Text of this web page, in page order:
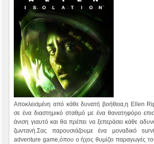
Αποκλεισμένη από κάθε δυνατή βοήθεια,η Ellen
σε ένα διαστημικό σταθμό με ένα θανατηφόρο
άνιση γιαυτό και θα πρέπει να ξεπεράσει κάθε
ζωντανή.Σας παρουσιάζουμε ένα μοναδικό
adventure game,όπου ο ήχος θυμίζει παραγωγές